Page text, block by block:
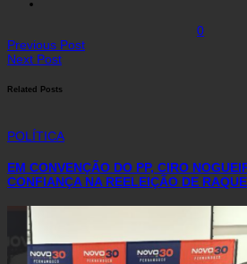
0
Previous Post
Next Post
Related Posts
POLÍTICA
EM CONVENÇÃO DO PP, CIRO
CONFIANÇA NA REELEIÇÃO DE